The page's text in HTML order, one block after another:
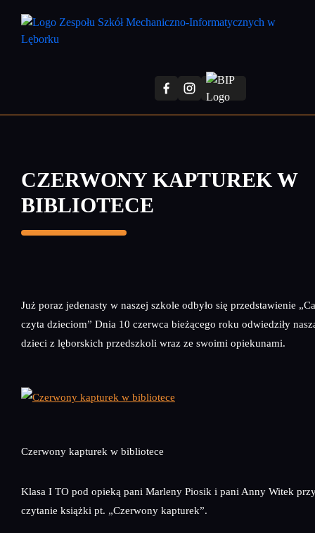
treści
CZERWONY KAPTUREK W
BIBLIOTECE
Już poraz jedenasty w naszej szkole odbyło się przedstawienie
czyta dzieciom” Dnia 10 czerwca bieżącego roku odwiedziły
dzieci z lęborskich przedszkoli wraz ze swoimi opiekunami.
Czerwony kapturek w bibliotece
Klasa I TO pod opieką pani Marleny Piosik i pani Anny Witek
czytanie książki pt. „Czerwony kapturek”.